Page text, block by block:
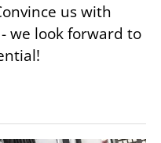
us with
we look forward to